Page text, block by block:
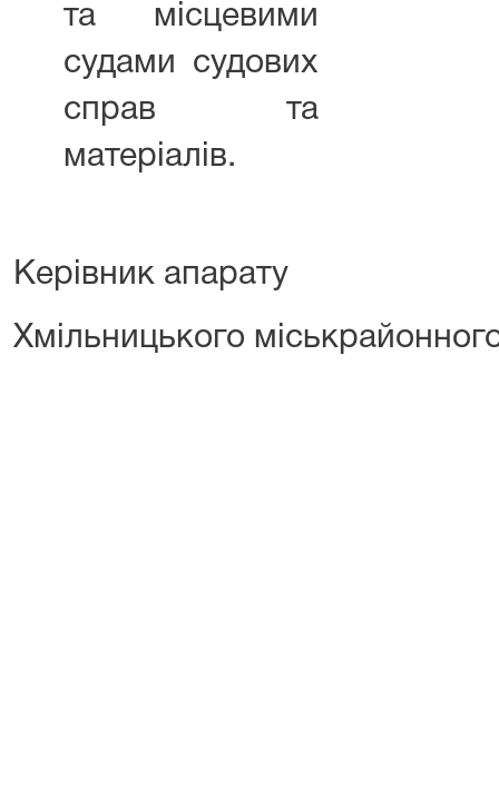
та місцевими
судами судових
справ та
матеріалів.
Керівник апарату
Хмільницького